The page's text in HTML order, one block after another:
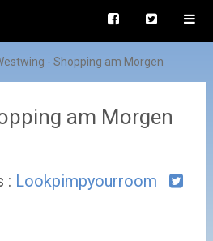
- Shopping am Morgen
am Morgen
: Lookpimpyourroom